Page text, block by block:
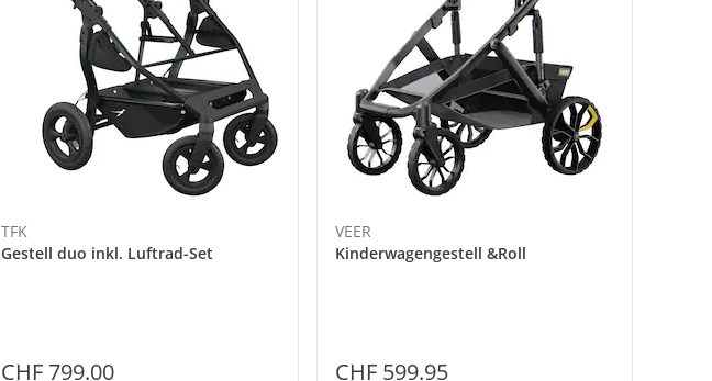
TFK
Gestell duo inkl. Luftrad-Set
CHF 799.00
VEER
Kinderwagengestell &Roll
CHF 599.95